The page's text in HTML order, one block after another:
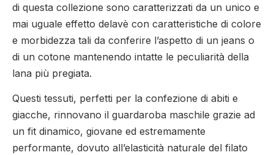
di questa collezione sono caratterizzati da un unico e
mai uguale effetto delavè con caratteristiche di colore
e morbidezza tali da conferire l’aspetto di un jeans o
di un cotone mantenendo intatte le peculiarità della
lana più pregiata.
Questi tessuti, perfetti per la confezione di abiti e
giacche, rinnovano il guardaroba maschile grazie ad
un fit dinamico, giovane ed estremamente
performante, dovuto all’elasticità naturale del filato